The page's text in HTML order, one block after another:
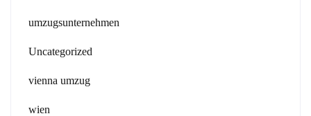
umzugsunternehmen
Uncategorized
vienna umzug
wien